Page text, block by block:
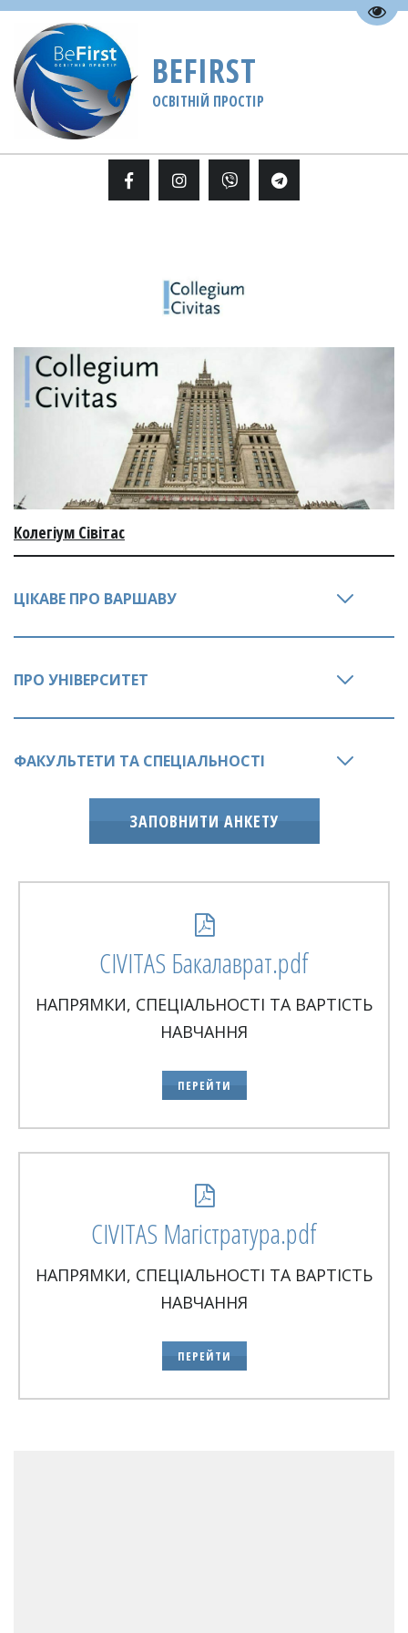
BEFIRST
ОСВІТНІЙ ПРОСТІР
Колегіум Сівітас
ЦІКАВЕ ПРО ВАРШАВУ
ПРО УНІВЕРСИТЕТ
ФАКУЛЬТЕТИ ТА СПЕЦІАЛЬНОСТІ
ЗАПОВНИТИ АНКЕТУ
CIVITAS Бакалаврат.pdf
НАПРЯМКИ, СПЕЦІАЛЬНОСТІ ТА ВАРТІСТЬ
НАВЧАННЯ
ПЕРЕЙТИ
CIVITAS Магістратура.pdf
НАПРЯМКИ, СПЕЦІАЛЬНОСТІ ТА ВАРТІСТЬ
НАВЧАННЯ
ПЕРЕЙТИ